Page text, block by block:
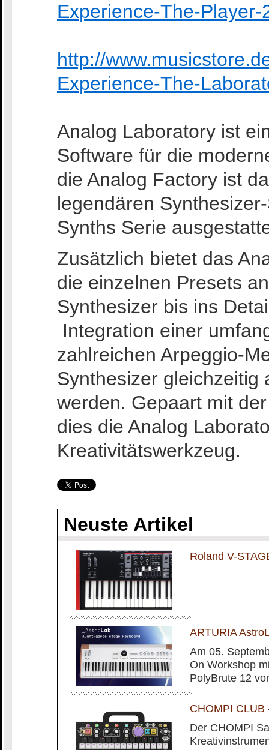
Experience-The-
http://
Experience-The-
Analog Laboratory ist
Software für die
die Analog Factory ist
legendären
Synths Serie
Zusätzlich bietet das
die einzelnen Presets
Synthesizer bis ins
Integration einer
zahlreichen Arpeggio-
Synthesizer gleichzeitig
werden. Gepaart mit
dies die Analog
Kreativitätswerkzeug.
Neuste Artikel
Roland V-
ARTURIA
Am 05.
On Workshop
PolyBrute 12
CHOMPI CLUB
Der CHOMPI